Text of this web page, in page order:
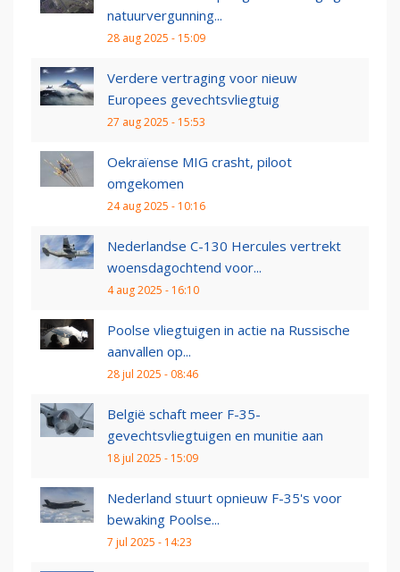
natuurvergunning...
28 aug 2025 - 15:09
Verdere vertraging voor nieuw
Europees gevechtsvliegtuig
27 aug 2025 - 15:53
Oekraïense MIG crasht, piloot
omgekomen
24 aug 2025 - 10:16
Nederlandse C-130 Hercules vertrekt
woensdagochtend voor...
4 aug 2025 - 16:10
Poolse vliegtuigen in actie na Russische
aanvallen op...
28 jul 2025 - 08:46
België schaft meer F-35-
gevechtsvliegtuigen en munitie aan
18 jul 2025 - 15:09
Nederland stuurt opnieuw F-35's voor
bewaking Poolse...
7 jul 2025 - 14:23